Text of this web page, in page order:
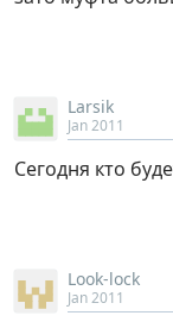
Larsik
Jan 2011
Сегодня кто
Look-lock
Jan 2011